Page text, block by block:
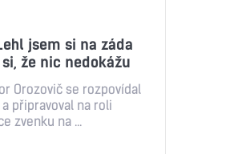
jsem si na záda
že nic nedokážu
Orozovič se rozpovídal
připravoval na roli
zvenku na ...